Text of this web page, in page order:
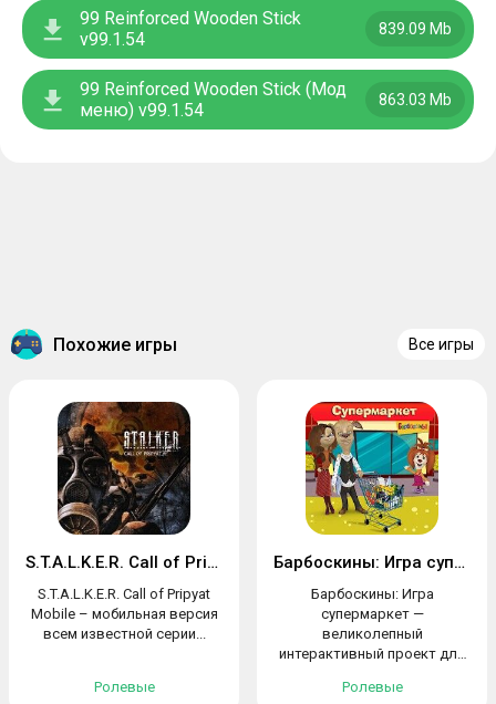
99 Reinforced Wooden Stick
v99.1.54
839.09 Mb
99 Reinforced Wooden Stick (Мод
меню) v99.1.54
863.03 Mb
Похожие игры Все игры
S.T.A.L.K.E.R. Call of Pripyat Mobile
S.T.A.L.K.E.R. Call of Pripyat
Mobile – мобильная версия
всем известной серии...
Ролевые
Барбоскины: Игра супермаркет
Барбоскины: Игра
супермаркет —
великолепный
интерактивный проект для
Ролевые